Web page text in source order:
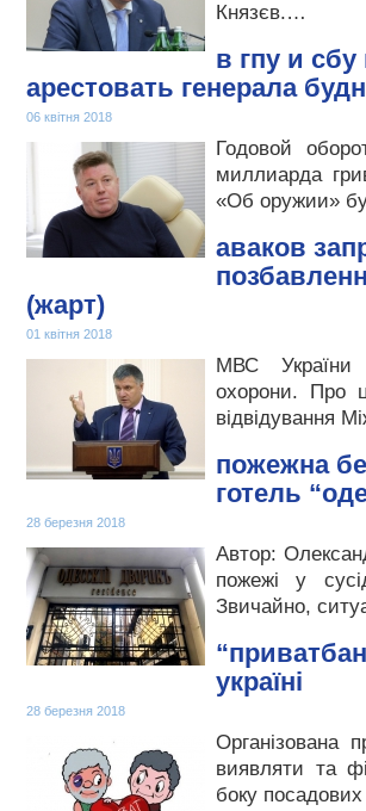
Князєв.…
в гпу и
арестовать генерала
06 квітня 2018
Годовой
миллиарда
«Об оружии»
аваков
(жарт)
01 квітня 2018
МВС України
охорони. Про
відвідування
пожежна
готель
28 березня 2018
Автор:
пожежі у
Звичайно,
україні
28 березня 2018
Організована
виявляти та
боку